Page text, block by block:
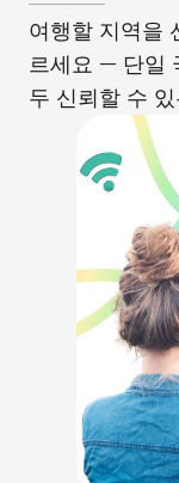
여행할 지역을
르세요 — 단일
두 신뢰할 수